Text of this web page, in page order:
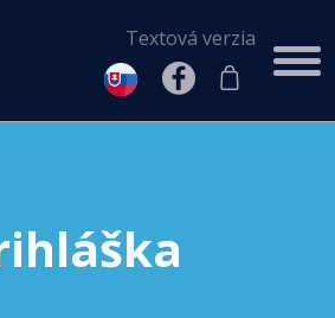
Textová verzia